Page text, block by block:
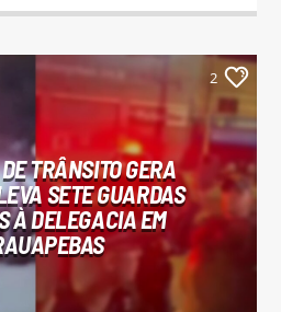
2
TRÂNSITO GERA
SETE GUARDAS
À DELEGACIA EM